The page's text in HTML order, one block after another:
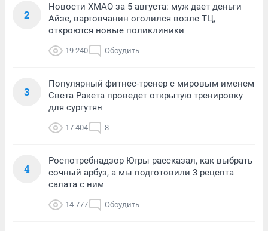
2
Новости ХМАО за 5 августа: муж дает деньги
Айзе, вартовчанин оголился возле ТЦ,
откроются новые поликлиники
19 240 Обсудить
3
Популярный фитнес-тренер с мировым именем
Света Ракета проведет открытую тренировку
для сургутян
17 404 8
4
Роспотребнадзор Югры рассказал, как выбрать
сочный арбуз, а мы подготовили 3 рецепта
салата с ним
14 777 Обсудить